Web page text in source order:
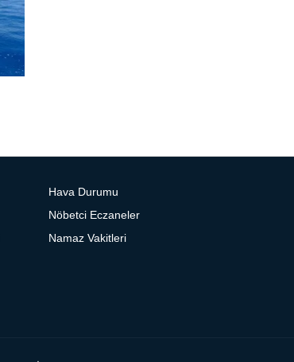
Hava Durumu
Nöbetci Eczaneler
Namaz Vakitleri